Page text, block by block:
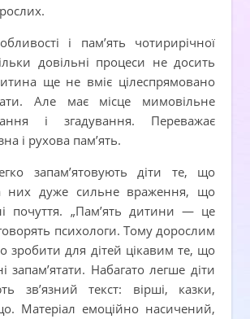
і пам’ять чотирирічної
довільні процеси не досить
ще не вміє цілеспрямовано
Але має місце мимовільне
і згадування. Переважає
і рухова пам’ять.
запам’ятовують діти те, що
них дуже сильне враження, що
почуття. „Пам’ять дитини — це
говорять психологи. Тому дорослим
зробити для дітей цікавим те, що
запам’ятати. Набагато легше діти
зв’язний текст: вірші, казки,
Матеріал емоційно насичений,